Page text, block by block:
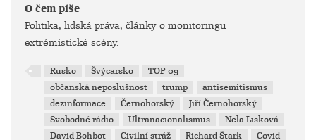
O čem píše
Politika, lidská práva, články o monitoringu
extrémistické scény.
Rusko Švýcarsko
TOP 09
občanská neposlušnost
trump
antisemitismus
dezinformace
Černohorský
Jiří Černohorský
Svobodné rádio
Ultranacionalismus
Nela Lisková
David Bohbot
Civilní stráž Richard Štark
Covid